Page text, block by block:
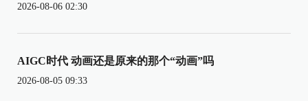
2026-08-06 02:30
AIGC时代 动画还是原来的那个“动画”吗
2026-08-05 09:33